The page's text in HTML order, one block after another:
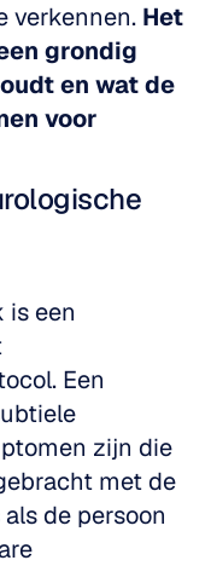
verkennen. Het
grondig
en wat de
voor
is een
Een
zijn die
met de
de persoon